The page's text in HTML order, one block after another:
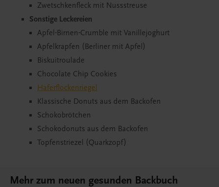
Zwetschkenfleck mit Nussstreuse
Sonstige Leckereien
Apfel-Birnen-Crumble mit Vanillejoghurt
Apfelkrapfen (Berliner mit Apfel)
Biskuitroulade
Chocolate Chip Cookies
Haferflockenriegel
Klassische Donuts aus dem Backofen
Schokobrötchen
Schokodonuts aus dem Backofen
Topfenstriezel (Quarkzopf)
Mehr zum neuen gesunden Backbuch